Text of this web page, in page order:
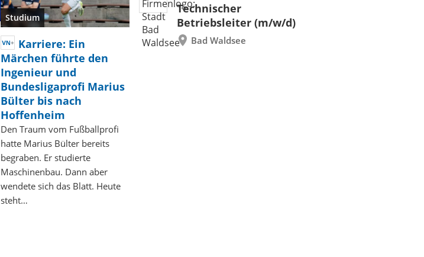
Studium
Karriere: Ein
Märchen führte den
Ingenieur und
Bundesligaprofi Marius
Bülter bis nach
Hoffenheim
Den Traum vom Fußballprofi
hatte Marius Bülter bereits
begraben. Er studierte
Maschinenbau. Dann aber
wendete sich das Blatt. Heute
steht…
Technischer
Betriebsleiter (m/w/d)
Bad Waldsee